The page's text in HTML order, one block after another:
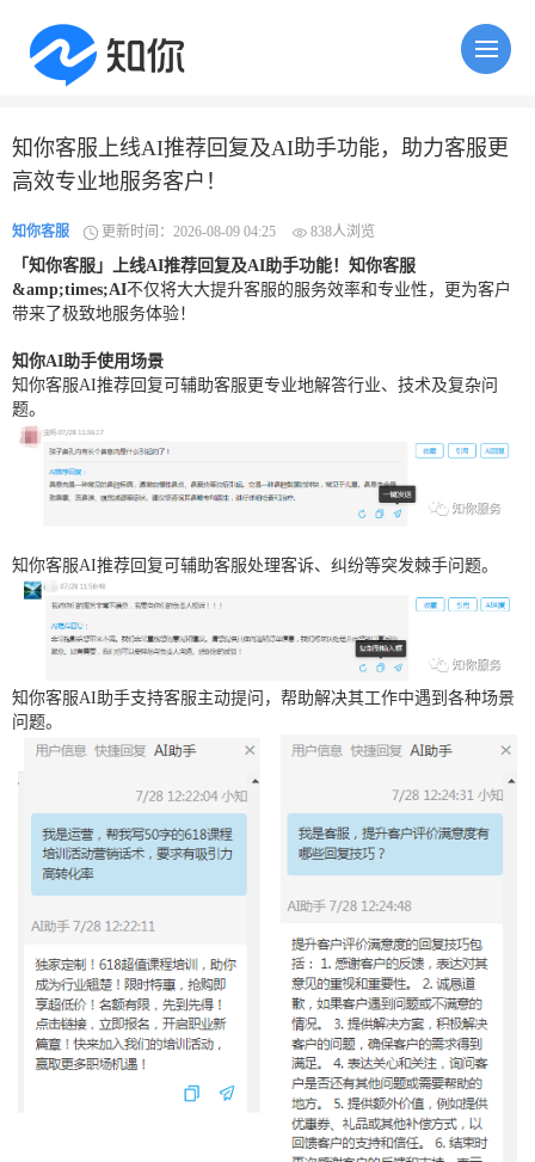
知你客服上线AI推荐回复及AI助手功能，助力客服更
高效专业地服务客户！
知你客服 更新时间：2026-08-09 04:25 838人浏览
「知你客服」上线AI推荐回复及AI助手功能！知你客服
&amp;times;AI不仅将大大提升客服的服务效率和专业性，更为客户
带来了极致地服务体验！
知你AI助手使用场景
知你客服AI推荐回复可辅助客服更专业地解答行业、技术及复杂问
题。
知你客服AI推荐回复可辅助客服处理客诉、纠纷等突发棘手问题。
知你客服AI助手支持客服主动提问，帮助解决其工作中遇到各种场景
问题。